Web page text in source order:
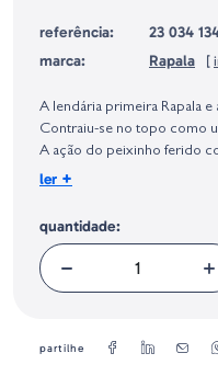
referência:
23 034
marca:
Rapala [
Europeia, dos produtos da
Geral sobre a Segurança dos
A lendária primeira Rapala e
Contraiu-se no topo como
A ação do peixinho ferido
predadores em todos os
Peso:3 g
Tamanho:
ler +
quantidade:
partilhe